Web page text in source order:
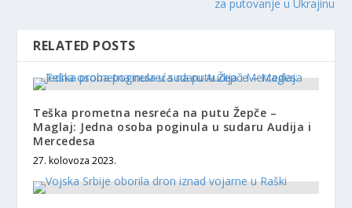
za putovanje u Ukrajinu
RELATED POSTS
Teška prometna nesreća na putu Žepče –
Maglaj: Jedna osoba poginula u sudaru Audija i
Mercedesa
27. kolovoza 2023.